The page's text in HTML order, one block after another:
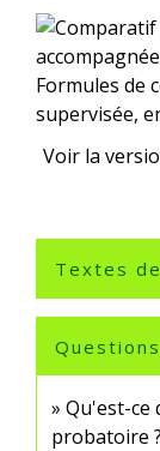
Formules de
supervisée,
Voir la
Textes
Qu'est-ce
probatoire ?